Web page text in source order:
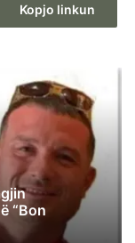
Kopjo linkun
“Bon